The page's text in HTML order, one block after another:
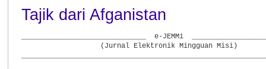
Tajik dari Afganistan
______________________________  e-JEMMi
                   (Jurnal Elektronik Mingguan Misi)